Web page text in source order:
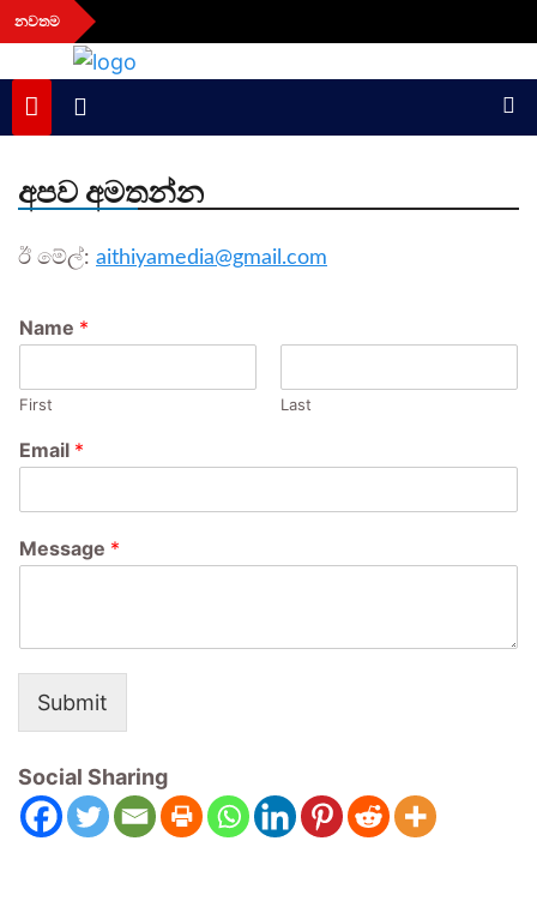
Skip
to
content
නවතම
aithiya
Human Rights News
අපව අමතන්න
ඊ මේල්: aithiyamedia@gmail.com
Name *
First Last
Email *
Message *
Submit
Social Sharing